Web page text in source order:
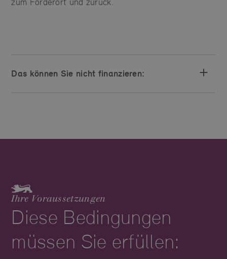
Das können Sie nicht finanzieren:
Ihre Voraussetzungen
Diese Bedingungen
müssen Sie erfüllen: